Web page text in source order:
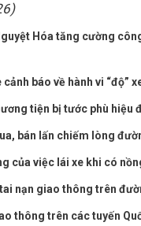
Hóa tăng cường
cảnh báo về hành vi “độ”
tiện bị tước phù hiệu
bán lấn chiếm lòng
của việc lái xe khi có
nạn giao thông trên
thông trên các tuyến